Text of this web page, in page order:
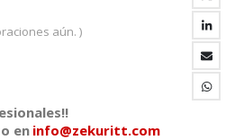
aún. )
en info@zekuritt.com